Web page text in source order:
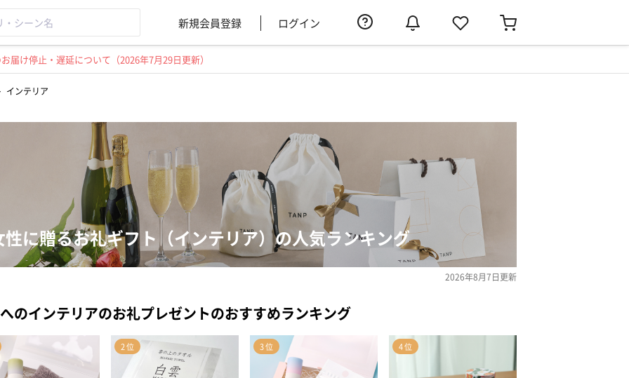
新規会員登録 ログイン
け停止・遅延について（2026年7月29日更新）
インテリア
性に贈るお礼ギフト（インテリア）の人気ランキング
2026年8月7日更新
のインテリアのお礼プレゼントのおすすめランキング